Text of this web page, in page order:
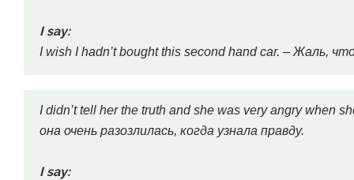
I say:
I wish I hadn’t bought this second hand car. – Жаль,
I didn’t tell her the truth and she was very angry when
она очень разозлилась, когда узнала правду.
I say: